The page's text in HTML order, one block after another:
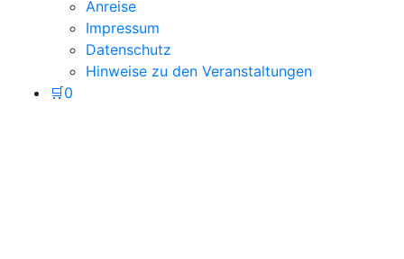
Anreise
Impressum
Datenschutz
Hinweise zu den Veranstaltungen
🛒0